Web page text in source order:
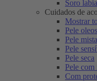
Soro
Cuidados de
Mostrar
Pele
Pele mista
Pele
Pele seca
Pele com
Com